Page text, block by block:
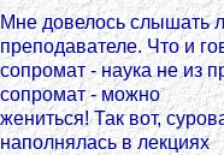
Мне довелось слышать
преподавателе. Что и
сопромат - наука не из
сопромат - можно
жениться! Так вот,
наполнялась в лекциях